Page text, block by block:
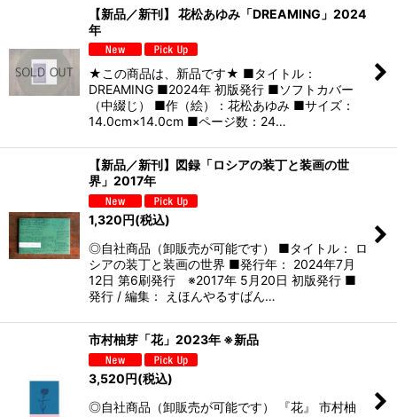
【新品／新刊】 花松あゆみ「DREAMING」2024
年
★この商品は、新品です★ ■タイトル：
DREAMING ■2024年 初版発行 ■ソフトカバー
（中綴じ） ■作（絵）：花松あゆみ ■サイズ：
14.0cm×14.0cm ■ページ数：24…
【新品／新刊】図録「ロシアの装丁と装画の世
界」2017年
1,320円(税込)
◎自社商品（卸販売が可能です） ■タイトル： ロ
シアの装丁と装画の世界 ■発行年： 2024年7月
12日 第6刷発行 ※2017年 5月20日 初版発行 ■
発行 / 編集： えほんやるすばん…
市村柚芽「花」2023年 ※新品
3,520円(税込)
◎自社商品（卸販売が可能です） 『花』 市村柚